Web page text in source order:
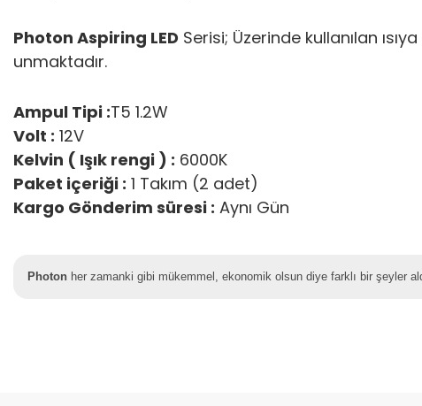
Photon Aspiring LED Serisi; Üzerinde kullanılan
unmaktadır.
Ampul Tipi :T5 1.2W
Volt : 12V
Kelvin ( Işık rengi ) : 6000K
Paket içeriği : 1 Takım (2 adet)
Kargo Gönderim süresi : Aynı Gün
Photon her zamanki gibi mükemmel, ekonomik olsun diye farklı bir şeyler